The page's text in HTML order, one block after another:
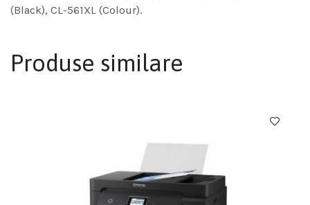
(Black), CL-561XL (Colour).
Produse similare